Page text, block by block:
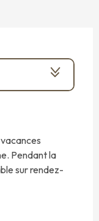
Pendant la
sur rendez-